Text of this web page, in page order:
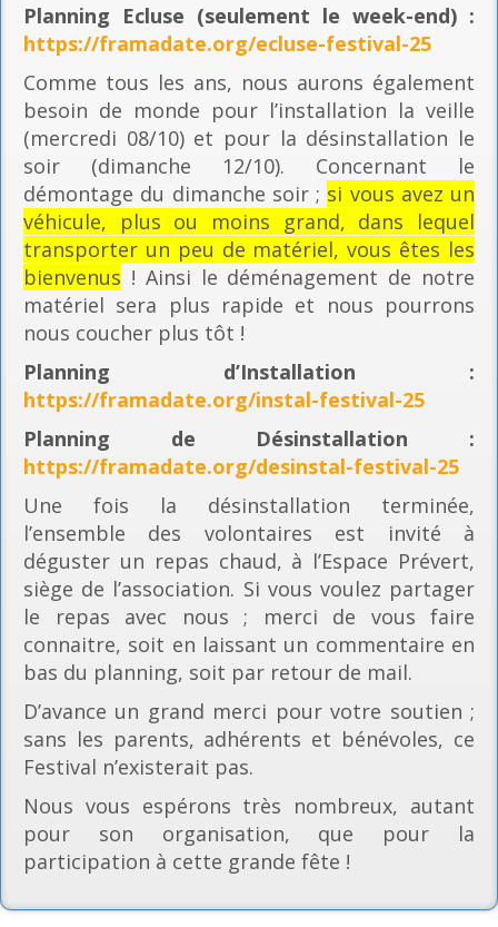
Planning Ecluse (seulement le week-end) :
https://framadate.org/ecluse-festival-25
Comme tous les ans, nous aurons également
besoin de monde pour l’installation la veille
(mercredi 08/10) et pour la désinstallation le
soir (dimanche 12/10). Concernant le
démontage du dimanche soir ; si vous avez un
véhicule, plus ou moins grand, dans lequel
transporter un peu de matériel, vous êtes les
bienvenus ! Ainsi le déménagement de notre
matériel sera plus rapide et nous pourrons
nous coucher plus tôt !
Planning d’Installation :
https://framadate.org/instal-festival-25
Planning de Désinstallation :
https://framadate.org/desinstal-festival-25
Une fois la désinstallation terminée,
l’ensemble des volontaires est invité à
déguster un repas chaud, à l’Espace Prévert,
siège de l’association. Si vous voulez partager
le repas avec nous ; merci de vous faire
connaitre, soit en laissant un commentaire en
bas du planning, soit par retour de mail.
D’avance un grand merci pour votre soutien ;
sans les parents, adhérents et bénévoles, ce
Festival n’existerait pas.
Nous vous espérons très nombreux, autant
pour son organisation, que pour la
participation à cette grande fête !